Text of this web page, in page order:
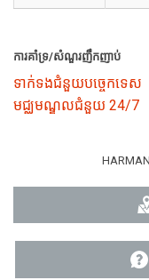
ការគាំទ្រ/សំណួរញឹកញាប់
ទាក់ទងជំនួយបច្ចេកទេស
មជ្ឈមណ្ឌលជំនួយ 24/7